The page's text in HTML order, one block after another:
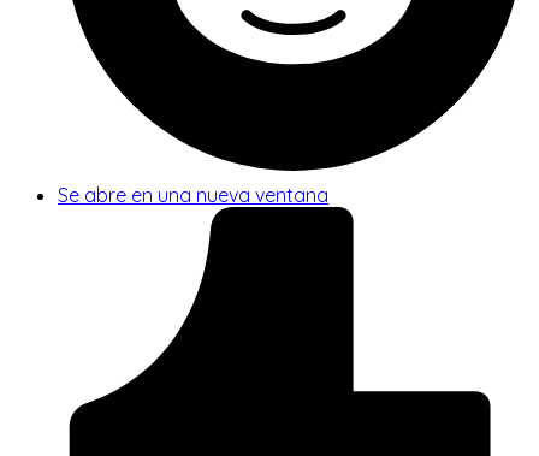
Se abre en una nueva ventana